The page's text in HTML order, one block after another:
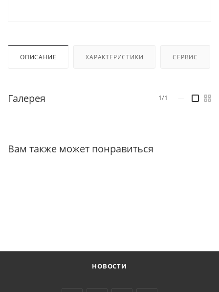
ОПИСАНИЕ ХАРАКТЕРИСТИКИ СЕРВИС
Галерея 1/1
Вам также может понравиться
НОВОСТИ